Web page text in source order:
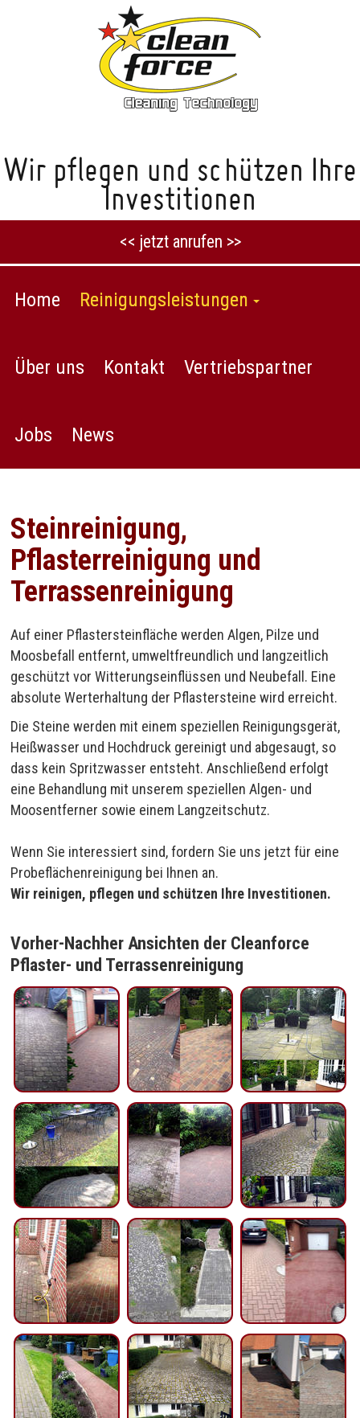
Wir pflegen und schützen Ihre
Investitionen
<< jetzt anrufen >>
Home Reinigungsleistungen
Über uns Kontakt Vertriebspartner
Jobs News
Steinreinigung,
Pflasterreinigung und
Terrassenreinigung
Auf einer Pflastersteinfläche werden Algen, Pilze und
Moosbefall entfernt, umweltfreundlich und langzeitlich
geschützt vor Witterungseinflüssen und Neubefall. Eine
absolute Werterhaltung der Pflastersteine wird erreicht.
Die Steine werden mit einem speziellen Reinigungsgerät,
Heißwasser und Hochdruck gereinigt und abgesaugt, so
dass kein Spritzwasser entsteht. Anschließend erfolgt
eine Behandlung mit unserem speziellen Algen- und
Moosentferner sowie einem Langzeitschutz.
Wenn Sie interessiert sind, fordern Sie uns jetzt für eine
Probeflächenreinigung bei Ihnen an.
Wir reinigen, pflegen und schützen Ihre Investitionen.
Vorher-Nachher Ansichten der Cleanforce
Pflaster- und Terrassenreinigung